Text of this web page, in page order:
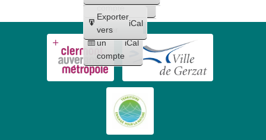
compte
Créer
un
compte
iCal
Exporter
vers
iCal